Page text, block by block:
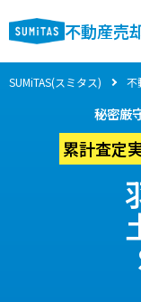
不動産売
SUMiTAS(スミタス) 不
秘密厳
累計査定